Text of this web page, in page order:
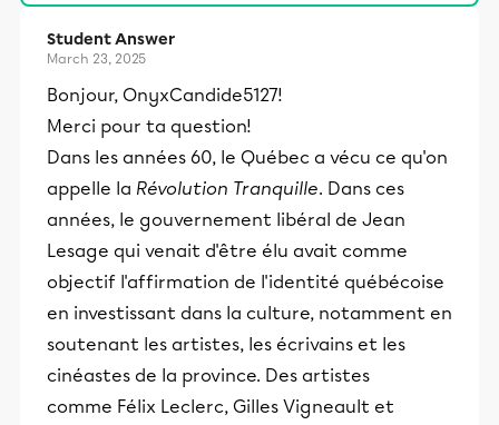
Student Answer
March 23, 2025
Bonjour, OnyxCandide5127!
Merci pour ta question!
Dans les années 60, le Québec a vécu ce qu'on
appelle la Révolution Tranquille. Dans ces
années, le gouvernement libéral de Jean
Lesage qui venait d'être élu avait comme
objectif l'affirmation de l'identité québécoise
en investissant dans la culture, notamment en
soutenant les artistes, les écrivains et les
cinéastes de la province. Des artistes
comme Félix Leclerc, Gilles Vigneault et